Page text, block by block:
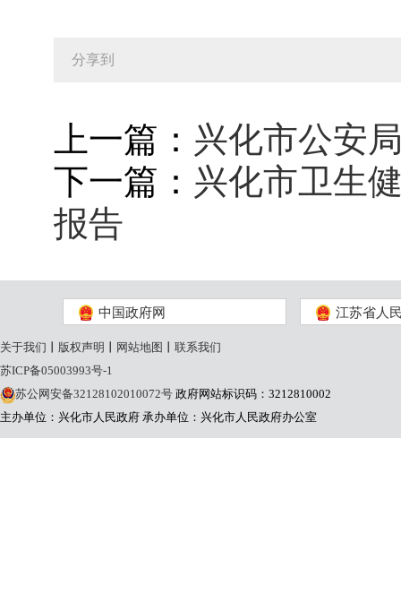
分享到
上一篇： 兴化市公安
下一篇： 兴化市卫生
报告
中国政府网 江苏省人
关于我们 版权声明 网站地图
联系我们
苏ICP备05003993号-1
苏公网安备32128102010072号 政府网站标识码：3212810002
主办单位：兴化市人民政府 承办单位：兴化市人民政府办公室